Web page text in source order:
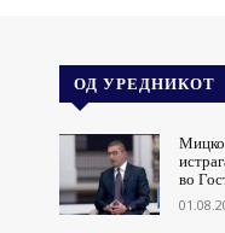
ОД УРЕДНИКОТ
во